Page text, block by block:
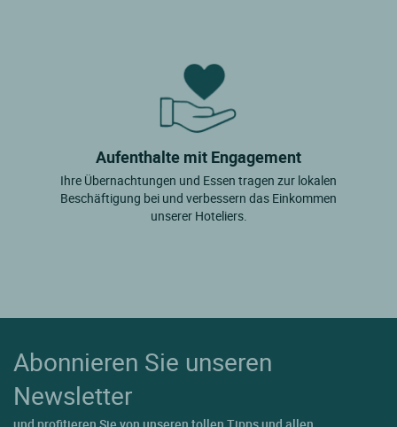
Aufenthalte mit Engagement
Ihre Übernachtungen und Essen tragen zur lokalen
Beschäftigung bei und verbessern das Einkommen
unserer Hoteliers.
Abonnieren Sie unseren
Newsletter